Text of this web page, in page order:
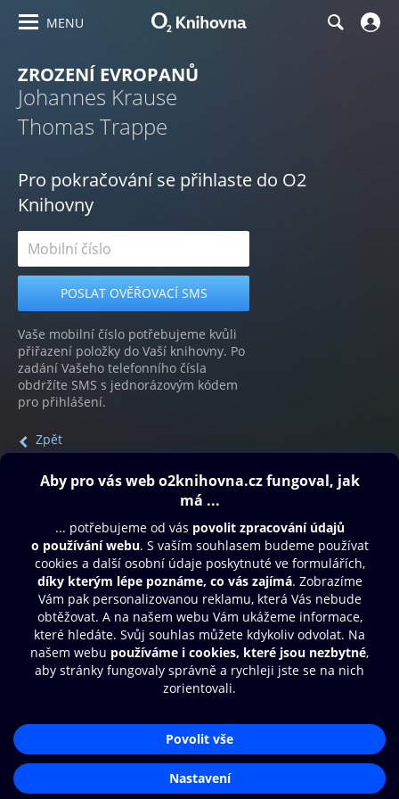
MENU
ZROZENÍ EVROPANŮ
Johannes Krause
Thomas Trappe
Pro pokračování se přihlaste do O2
Knihovny
Vaše mobilní číslo potřebujeme kvůli
přiřazení položky do Vaší knihovny. Po
zadání Vašeho telefonního čísla
obdržíte SMS s jednorázovým kódem
pro přihlášení.
Zpět
Obsah ke stažení
Moje O2 Knihovna
Další zábava
© O2 Czech Republic a.s.
Přístupnost
Zásady zpracování osobních údajůAplikace O2 Knihovna
Čti a poslouchej své e-knihy a